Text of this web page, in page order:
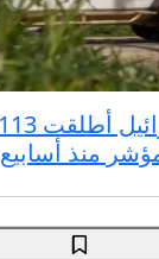
منذ أسابيع